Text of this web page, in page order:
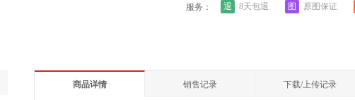
服务： 退 8天包退 图 原图保证
商品详情 销售记录 下载/上传记录